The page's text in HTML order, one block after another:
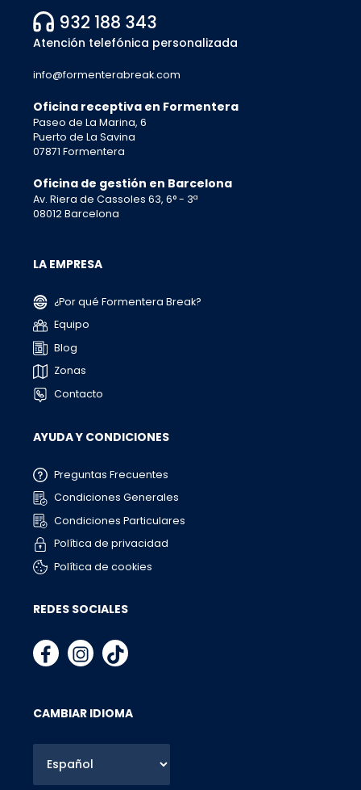
932 188 343
Atención telefónica personalizada
info@formenterabreak.com
Oficina receptiva en Formentera
Paseo de La Marina, 6
Puerto de La Savina
07871 Formentera
Oficina de gestión en Barcelona
Av. Riera de Cassoles 63, 6° - 3ª
08012 Barcelona
LA EMPRESA
¿Por qué Formentera Break?
Equipo
Blog
Zonas
Contacto
AYUDA Y CONDICIONES
Preguntas Frecuentes
Condiciones Generales
Condiciones Particulares
Política de privacidad
Política de cookies
REDES SOCIALES
CAMBIAR IDIOMA